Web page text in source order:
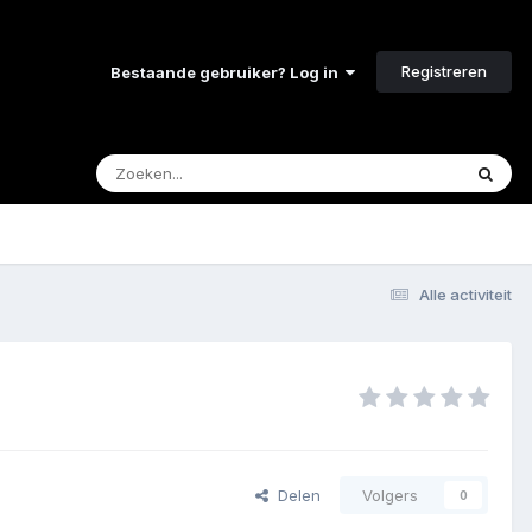
Bestaande gebruiker? Log in Registreren
Alle activiteit
Delen Volgers 0